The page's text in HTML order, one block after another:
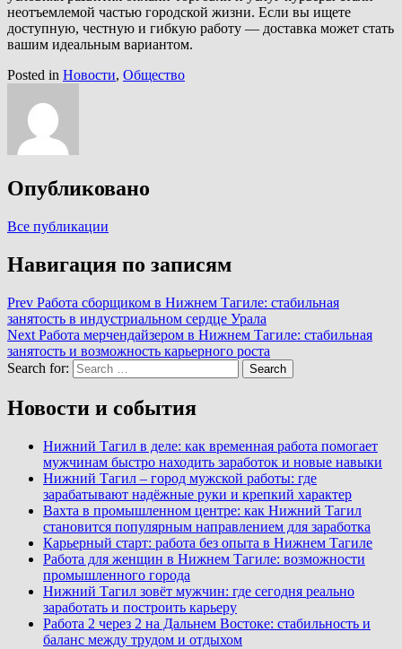
неотъемлемой частью городской жизни. Если вы ищете
доступную, честную и гибкую работу — доставка может стать
вашим идеальным вариантом.
Posted in Новости, Общество
Опубликовано
Все публикации
Навигация по записям
Prev Работа сборщиком в Нижнем Тагиле: стабильная
занятость в индустриальном сердце Урала
Next Работа мерчендайзером в Нижнем Тагиле: стабильная
занятость и возможность карьерного роста
Search for:
Search
Новости и события
Нижний Тагил в деле: как временная работа помогает
мужчинам быстро находить заработок и новые навыки
Нижний Тагил – город мужской работы: где
зарабатывают надёжные руки и крепкий характер
Вахта в промышленном центре: как Нижний Тагил
становится популярным направлением для заработка
Карьерный старт: работа без опыта в Нижнем Тагиле
Работа для женщин в Нижнем Тагиле: возможности
промышленного города
Нижний Тагил зовёт мужчин: где сегодня реально
заработать и построить карьеру
Работа 2 через 2 на Дальнем Востоке: стабильность и
баланс между трудом и отдыхом